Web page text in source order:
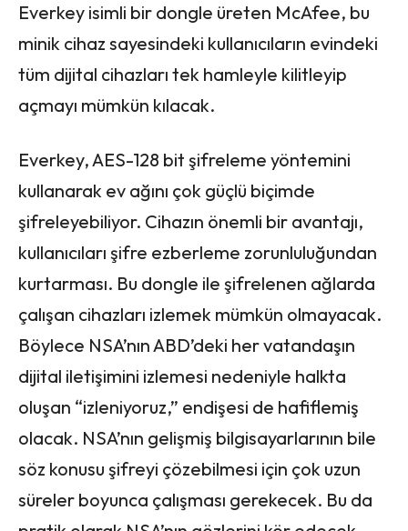
Everkey isimli bir dongle üreten McAfee, bu
minik cihaz sayesindeki kullanıcıların evindeki
tüm dijital cihazları tek hamleyle kilitleyip
açmayı mümkün kılacak.
Everkey, AES-128 bit şifreleme yöntemini
kullanarak ev ağını çok güçlü biçimde
şifreleyebiliyor. Cihazın önemli bir avantajı,
kullanıcıları şifre ezberleme zorunluluğundan
kurtarması. Bu dongle ile şifrelenen ağlarda
çalışan cihazları izlemek mümkün olmayacak.
Böylece NSA’nın ABD’deki her vatandaşın
dijital iletişimini izlemesi nedeniyle halkta
oluşan “izleniyoruz,” endişesi de hafiflemiş
olacak. NSA’nın gelişmiş bilgisayarlarının bile
söz konusu şifreyi çözebilmesi için çok uzun
süreler boyunca çalışması gerekecek. Bu da